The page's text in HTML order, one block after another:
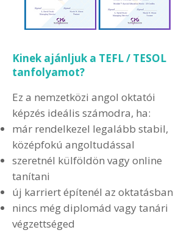
Kinek ajánljuk a TEFL / TESOL
tanfolyamot?
Ez a nemzetközi angol oktatói
képzés ideális számodra, ha:
már rendelkezel legalább stabil,
középfokú angoltudással
szeretnél külföldön vagy online
tanítani
új karriert építenél az oktatásban
nincs még diplomád vagy tanári
végzettséged